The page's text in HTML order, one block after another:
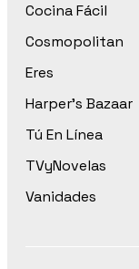
Cocina Fácil
Cosmopolitan
Eres
Harper’s Bazaar
Tú En Línea
TVyNovelas
Vanidades